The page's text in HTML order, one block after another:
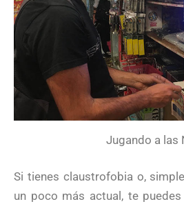
Jugando a las
Si tienes claustrofobia o,
un poco más actual, te